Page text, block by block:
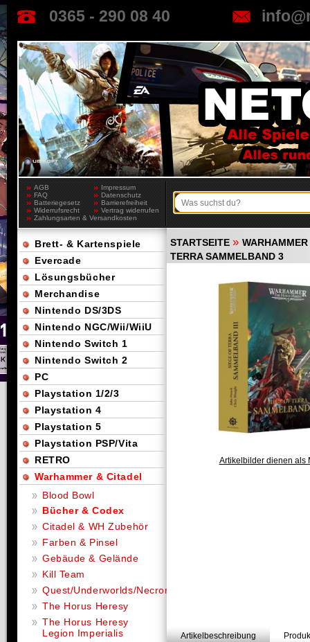
0365 - 290 08 40
AGB
Impressum
FAQ
Datenschutz
Batteriegesetz
Barrierefreiheit
Widerrufsrecht
Vertrag widerrufen
Zahlungsarten & Versandkosten
STARTSEITE »
TERRA SAMMELBAND 3
Artikelbilder dienen als
Artikelbeschreibung
Brett- & Kartenspiele
Evercade
Lösungsbücher
Merchandise
Nintendo DS/3DS
Nintendo NGC/Wii/WiiU
Nintendo Switch 1
Nintendo Switch 2
PC
Playstation 1/2/3
Playstation 4
Playstation 5
Playstation PSP/Vita
RETRO
Warhammer & Citadel
Blood Bowl
Bücher & Codex
Citadel & WH Zubehör
Farben & Pinsel
Gebäude & Gelände
Kill Team
Quest/Underworlds/Necromunda
The Horus Heresy
The Horus Heresy
Legion Imperialis